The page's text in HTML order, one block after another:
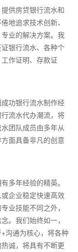
供房贷银行流水和
地追求技术创新、
业的解决方案。我
银行流水、各种个
作证明、存款证
功银行流水制作经
流水代办潮流，将
团队成员由多年从
面具备非凡的创意
多年经验的精英。
企业稳定快速高效
业技能不同之外，
。我们始终如一，
沟通为核心，将各种
诚，将具有不断更